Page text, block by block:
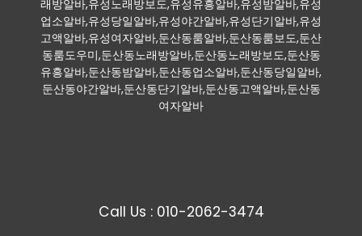
래방알바,유성노래방보도,유성유흥알바,유성밤알바,유성
업소알바,유성당일알바,유성야간알바,유성단기알바,유성
고액알바,유성여자알바,둔산동룸알바,둔산동룸보도,둔산
동룸도우미,둔산동노래방알바,둔산동노래방보도,둔산동
유흥알바,둔산동밤알바,둔산동업소알바,둔산동당일알바,
둔산동야간알바,둔산동단기알바,둔산동고액알바,둔산동
여자알바
Call Us : 010-2062-3474